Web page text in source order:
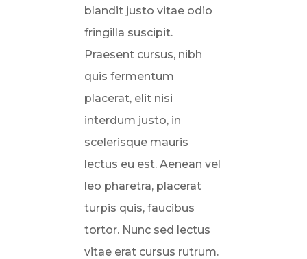
blandit justo vitae odio
fringilla suscipit.
Praesent cursus, nibh
quis fermentum
placerat, elit nisi
interdum justo, in
scelerisque mauris
lectus eu est. Aenean vel
leo pharetra, placerat
turpis quis, faucibus
tortor. Nunc sed lectus
vitae erat cursus rutrum.